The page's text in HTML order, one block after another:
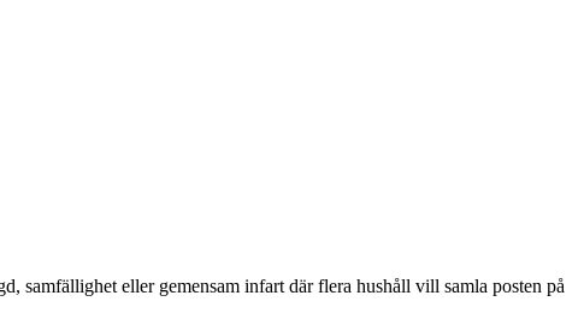
samfällighet eller gemensam infart där flera hushåll vill samla posten på